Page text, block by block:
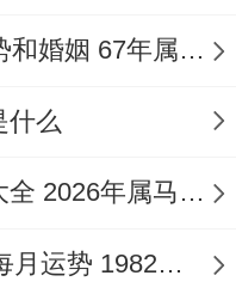
谱对象的几率会
适合观察与磨
明智之举。
，沟通是关键
67年属羊男2026年的运势和婚姻 67年属羊男2026会有桃花劫吗
什么
2026年属马人运程详解大全 2026年属马人全年运势及运程详解
1982年属狗人2026全年每月运势 1982年属狗人2026年运势及运程